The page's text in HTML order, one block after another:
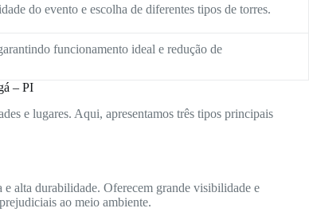
do evento e escolha de diferentes tipos de torres.
funcionamento ideal e redução de
– PI
e lugares. Aqui, apresentamos três tipos principais
e alta durabilidade. Oferecem grande visibilidade e
ao meio ambiente.